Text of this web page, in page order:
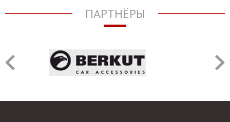
ПАРТНЁРЫ